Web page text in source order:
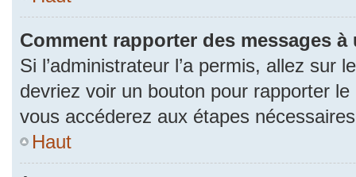
Comment rapporter des messages
Si l’administrateur l’a permis, allez sur
devriez voir un bouton pour rapporter
vous accéderez aux étapes
Haut